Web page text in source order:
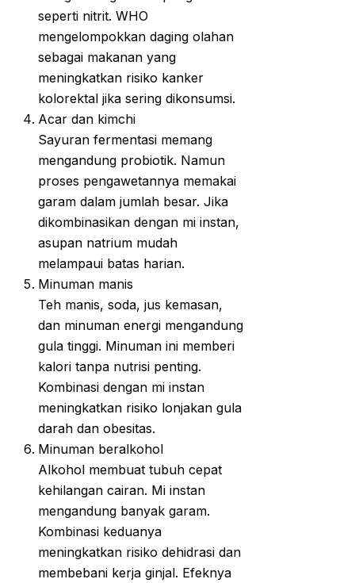
seperti nitrit. WHO
mengelompokkan daging olahan
sebagai makanan yang
meningkatkan risiko kanker
kolorektal jika sering dikonsumsi.
Acar dan kimchi
Sayuran fermentasi memang
mengandung probiotik. Namun
proses pengawetannya memakai
garam dalam jumlah besar. Jika
dikombinasikan dengan mi instan,
asupan natrium mudah
melampaui batas harian.
Minuman manis
Teh manis, soda, jus kemasan,
dan minuman energi mengandung
gula tinggi. Minuman ini memberi
kalori tanpa nutrisi penting.
Kombinasi dengan mi instan
meningkatkan risiko lonjakan gula
darah dan obesitas.
Minuman beralkohol
Alkohol membuat tubuh cepat
kehilangan cairan. Mi instan
mengandung banyak garam.
Kombinasi keduanya
meningkatkan risiko dehidrasi dan
membebani kerja ginjal. Efeknya